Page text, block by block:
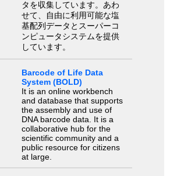
タを収集しています。あわ
せて、自由に利用可能な塩
基配列データとスーパーコ
ンピュータシステムを提供
しています。
Barcode of Life Data
System (BOLD)
It is an online workbench
and database that supports
the assembly and use of
DNA barcode data. It is a
collaborative hub for the
scientific community and a
public resource for citizens
at large.